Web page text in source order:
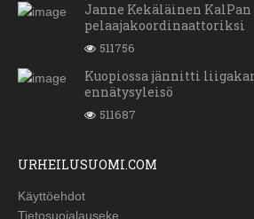
Janne Kekäläinen KalPan
pelaajakoordinaattoriksi
511756
Kuopiossa jännitti
ennätysyleisö
511687
URHEILUSUOMI.COM
Käyttöehdot
Tietosuojalauseke